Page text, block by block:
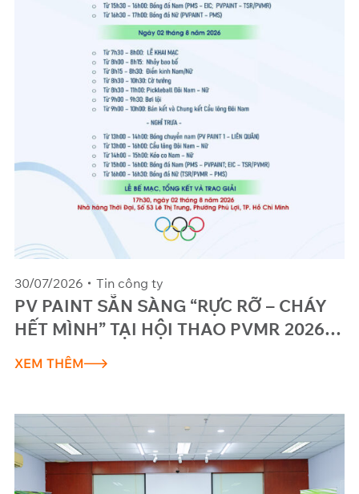
30/07/2026 Tin công ty
PV PAINT SẴN SÀNG “RỰC RỠ – CHÁY
HẾT MÌNH” TẠI HỘI THAO PVMR 2026 –
CHÀO MỪNG DẤU ẤN 20 NĂM VÀNG!
XEM THÊM